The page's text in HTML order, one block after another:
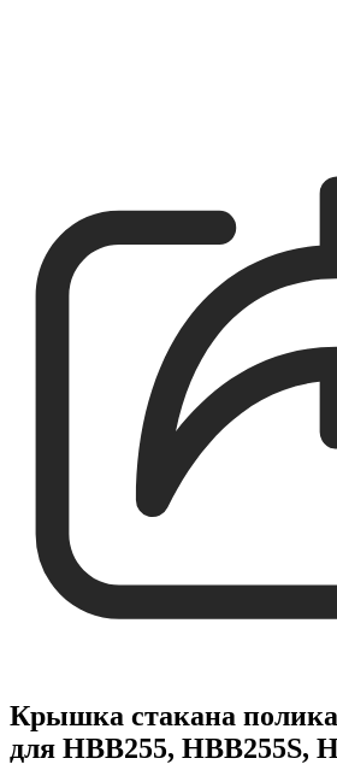
Крышка стакана
для HBB255, HBB255S,